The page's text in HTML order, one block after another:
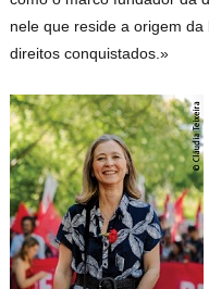
nele que reside a origem
direitos conquistados.»